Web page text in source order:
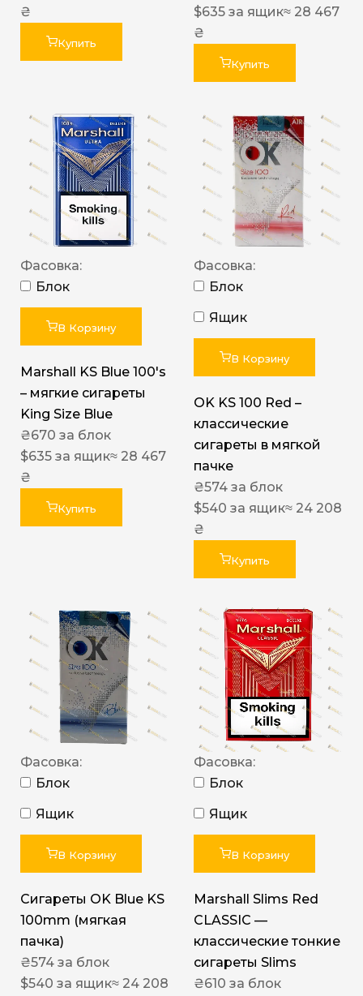
₴
Купить
$635 за ящик≈ 28 467
₴
Купить
Фасовка:
Блок
В Корзину
Marshall KS Blue 100's
– мягкие сигареты
King Size Blue
₴670 за блок
$635 за ящик≈ 28 467
₴
Купить
Фасовка:
Блок
Ящик
В Корзину
OK KS 100 Red –
классические
сигареты в мягкой
пачке
₴574 за блок
$540 за ящик≈ 24 208
₴
Купить
Фасовка:
Блок
Ящик
В Корзину
Сигареты OK Blue KS
100mm (мягкая
пачка)
₴574 за блок
$540 за ящик≈ 24 208
Фасовка:
Блок
Ящик
В Корзину
Marshall Slims Red
CLASSIC —
классические тонкие
сигареты Slims
₴610 за блок